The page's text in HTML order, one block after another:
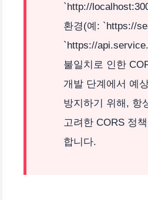
`http://
환경(예: `https://
`https://
불일치로 인한
개발 단계에서 예
방지하기 위해, 항
고려한 CORS 정
합니다.